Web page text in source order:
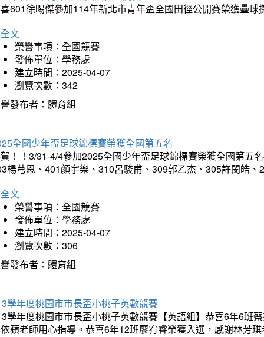
601徐晹傑參加114年新北市青年盃全國田徑公開賽榮獲壘
文
榮譽事項：全國競賽
發佈單位：學務處
建立時間：2025-04-07
瀏覽次數：342
發布者：體育組
全國少年盃足球錦標賽榮獲全國第五名
！！3/31-4/4參加2025全國少年盃足球錦標賽榮獲全國第五
楊芎恩、401顏宇樂、310呂駿甫、309郭乙杰、305許閔皓
文
榮譽事項：全國競賽
發佈單位：學務處
建立時間：2025-04-07
瀏覽次數：306
發布者：體育組
學年度桃園市市長盃小桃子英數競賽
學年度桃園市市長盃小桃子英數競賽【英語組】恭喜6年6班
蘋老師用心指導。恭喜6年12班廖宥睿榮獲入選，感謝林芳